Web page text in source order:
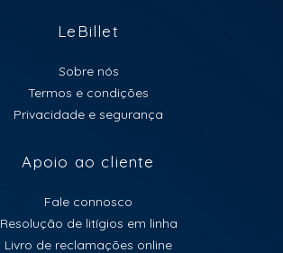
LeBillet
Sobre nós
Termos e condições
Privacidade e segurança
Apoio ao cliente
Fale connosco
Resolução de litígios em linha
Livro de reclamações online